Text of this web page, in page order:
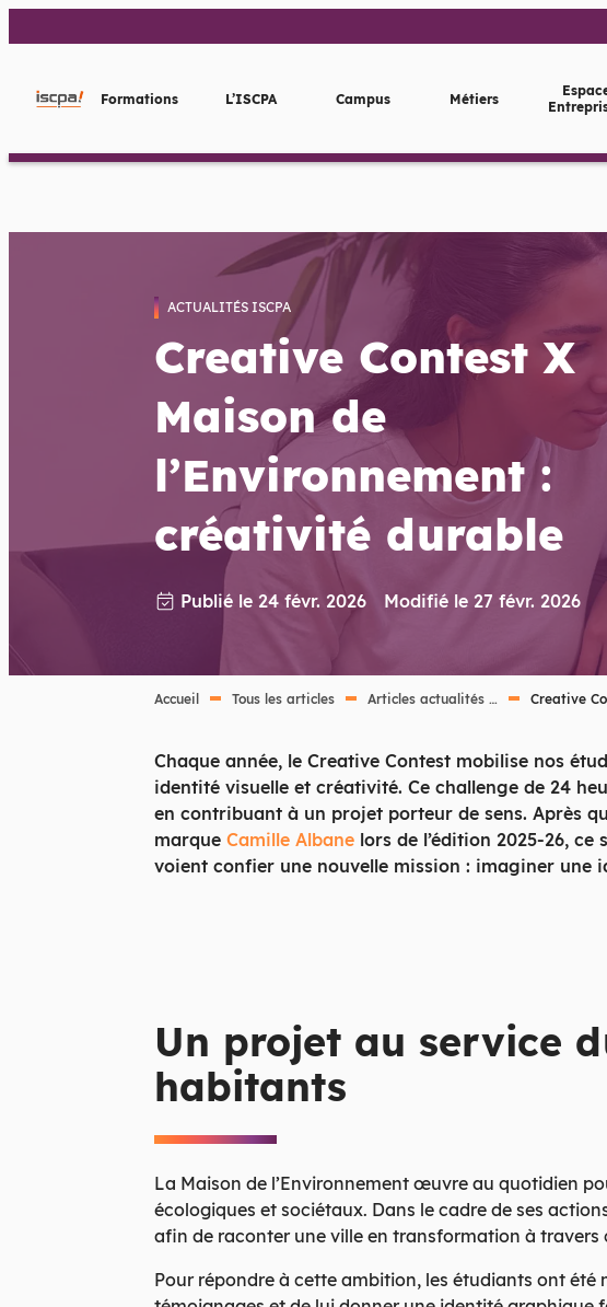
au
Formations L’ISCPA Campus Métiers
ACTUALITÉS ISCPA
Creative Contest X
Maison de
l’Environnement :
créativité durable
Publié le 24 févr. 2026 Modifié le 27 févr. 2026
Accueil Tous les articles Articles actualités … Creative
Chaque année, le Creative Contest mobilise nos
identité visuelle et créativité. Ce challenge de 24
en contribuant à un projet porteur de sens. Après
marque Camille Albane lors de l’édition 2025-26,
voient confier une nouvelle mission : imaginer une
Un projet au service
habitants
La Maison de l’Environnement œuvre au quotidien
écologiques et sociétaux. Dans le cadre de ses
afin de raconter une ville en transformation à travers
Pour répondre à cette ambition, les étudiants ont